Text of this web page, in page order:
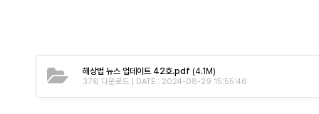
해상법 뉴스 업데이트 42호.pdf (4.1M)
37회 다운로드 | DATE : 2024-08-29 15:55:46